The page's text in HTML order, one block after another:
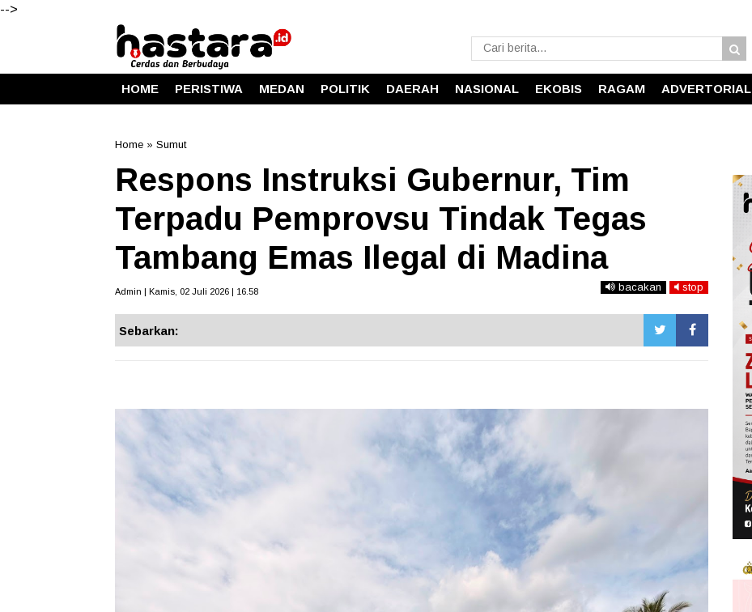
-->
HOME PERISTIWA MEDAN POLITIK DAERAH NASIONAL EKOBIS RAGAM ADVERTORIAL
Home » Sumut
Respons Instruksi Gubernur, Tim
Terpadu Pemprovsu Tindak Tegas
Tambang Emas Ilegal di Madina
Admin | Kamis, 02 Juli 2026 | 16.58 bacakan stop
Sebarkan: